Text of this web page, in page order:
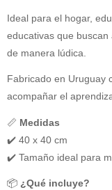
Ideal para el hogar,
educativas que
de manera lúdica.
Fabricado en Uruguay
acompañar el
📏 Medidas
✔️ 40 x 40 cm
✔️ Tamaño ideal para
📦 ¿Qué incluye?